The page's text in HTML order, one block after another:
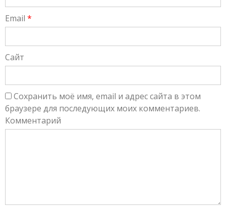
Email *
Сайт
Сохранить моё имя, email и адрес сайта в этом
браузере для последующих моих комментариев.
Комментарий